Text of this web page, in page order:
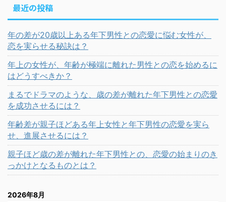
最近の投稿
年の差が20歳以上ある年下男性との恋愛に悩む女性が、
恋を実らせる秘訣は？
年上の女性が、年齢が極端に離れた男性との恋を始めるに
はどうすべきか？
まるでドラマのような、歳の差が離れた年下男性との恋愛
を成功させるには？
年齢差が親子ほどある年上女性と年下男性の恋愛を実ら
せ、進展させるには？
親子ほど歳の差が離れた年下男性との、恋愛の始まりのき
っかけとなるものとは？
2026年8月